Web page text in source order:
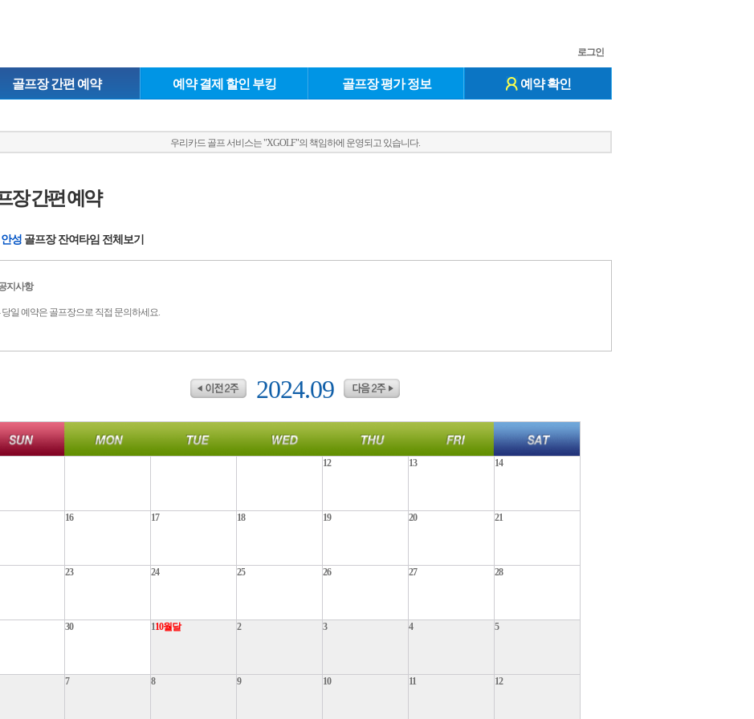
골프장 간편 예약 예약 결제 할인 부킹 골프장 평가 정보 예약 확인
로그인
우리카드 골프 서비스는 "XGOLF"의 책임하에 운영되고 있습니다.
장 간편 예약
성 골프장 잔여타임 전체보기
지사항
당일 예약은 골프장으로 직접 문의하세요.
2024.09
12 13 14
16 17 18 19 20 21
23 24 25 26 27 28
30 110월달 2 3 4 5
7 8 9 10 11 12